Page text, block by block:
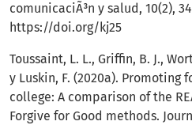
comunicaciÃ³n y salud, 10(2),
https://doi.org/kj25
Toussaint, L. L., Griffin, B. J.,
y Luskin, F. (2020a). Promoting
college: A comparison of the
Forgive for Good methods.